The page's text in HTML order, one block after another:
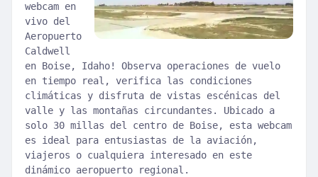
webcam en
vivo del
Aeropuerto
Caldwell
en Boise, Idaho! Observa operaciones de vuelo
en tiempo real, verifica las condiciones
climáticas y disfruta de vistas escénicas del
valle y las montañas circundantes. Ubicado a
solo 30 millas del centro de Boise, esta webcam
es ideal para entusiastas de la aviación,
viajeros o cualquiera interesado en este
dinámico aeropuerto regional.